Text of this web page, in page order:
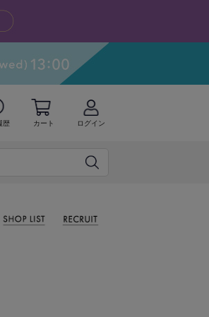
歴 カート ログイン